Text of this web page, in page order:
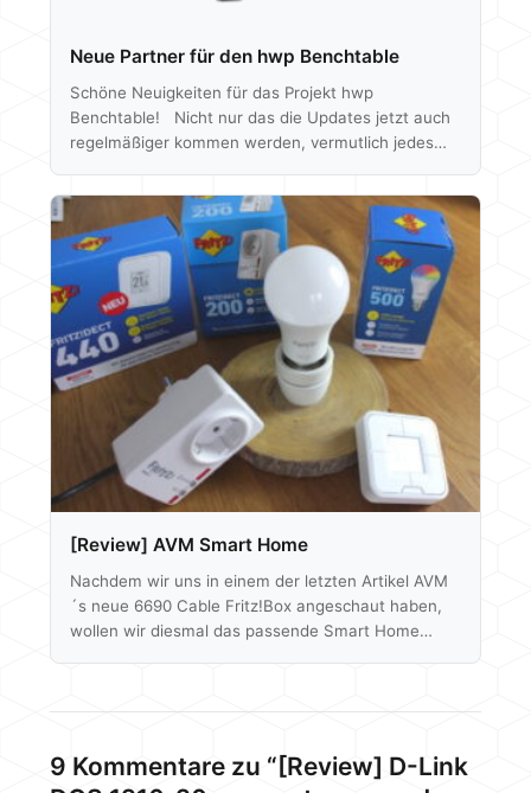
Neue Partner für den hwp Benchtable
Schöne Neuigkeiten für das Projekt hwp
Benchtable! Nicht nur das die Updates jetzt auch
regelmäßiger kommen werden, vermutlich jedes
neue Sponsoren für unser Projekt gewinnen
können. Zu Caseking und SilverStone gesellen sich
noch 2 weitere Firmen hinzu, welche ebenfalls die
Besten auf ihrem Gebiet sind. Hochklassige Lüfter
aus Österreich gibt es vom Kühlungspezialisten
Noctua direkt aus Wien. Die genauen Modelle kann
ich noch nicht verraten,…
[Review] AVM Smart Home
Nachdem wir uns in einem der letzten Artikel AVM
´s neue 6690 Cable Fritz!Box angeschaut haben,
wollen wir diesmal das passende Smart Home
Eurotronic Comet Thermostat aus 2016 hat sich
einiges getan - mittlerweile sind auch weitere
9 Kommentare zu “[Review] D-Link